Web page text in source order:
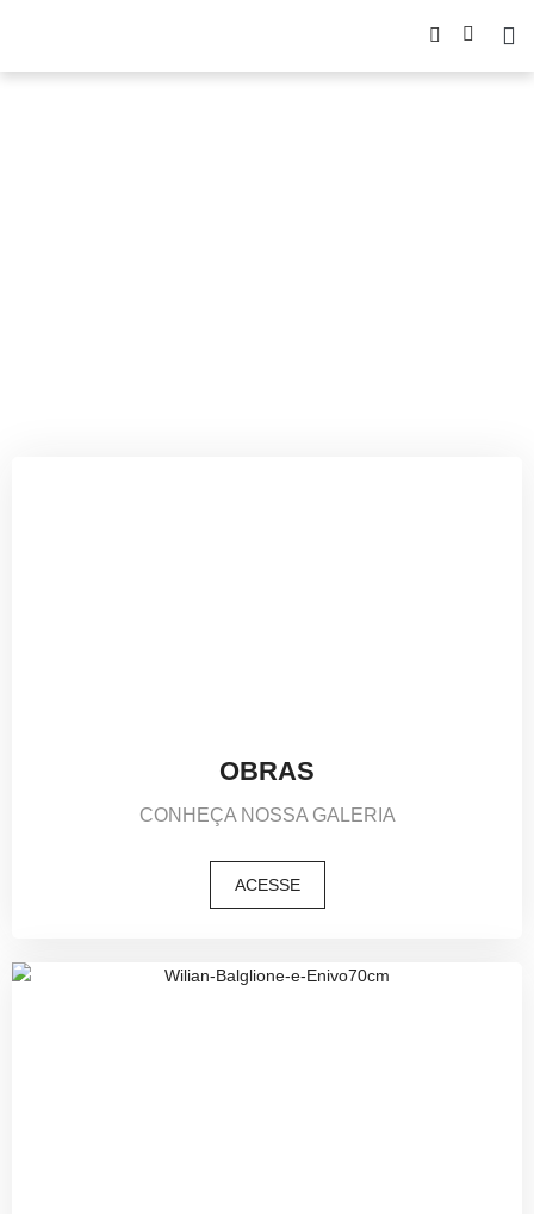
OBRAS
CONHEÇA NOSSA GALERIA
ACESSE